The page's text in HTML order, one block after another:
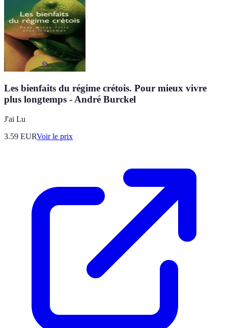
Les bienfaits du régime crétois. Pour mieux vivre
plus longtemps - André Burckel
J'ai Lu
3.59 EURVoir le prix